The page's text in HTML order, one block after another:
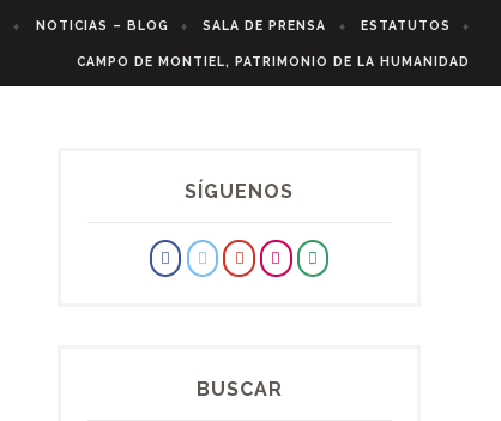
NOTICIAS – BLOG SALA DE PRENSA ESTATUTOS
CAMPO DE MONTIEL, PATRIMONIO DE LA HUMANIDAD
SÍGUENOS
BUSCAR